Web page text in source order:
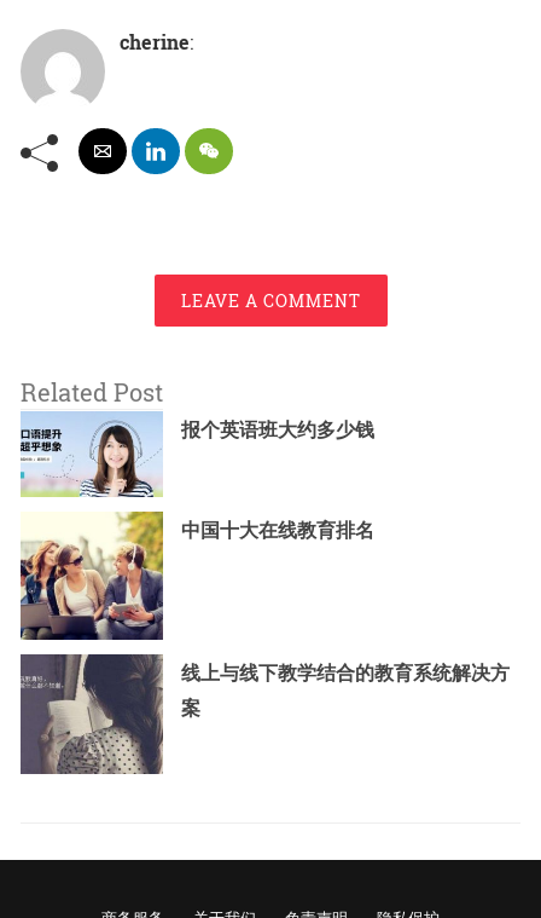
cherine:
LEAVE A COMMENT
Related Post
报个英语班大约多少钱
中国十大在线教育排名
线上与线下教学结合的教育系统解决方
案